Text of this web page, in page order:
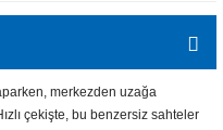
merkezden uzağa
çekişte, bu benzersiz sahteler